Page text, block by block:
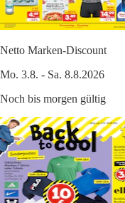
Netto Marken-Discount
Mo. 3.8. - Sa. 8.8.2026
Noch bis morgen gültig